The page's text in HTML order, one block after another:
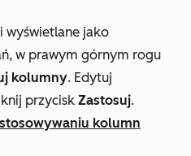
wyświetlane jako
w prawym górnym rogu
kolumny. Edytuj
przycisk Zastosuj.
kolumn